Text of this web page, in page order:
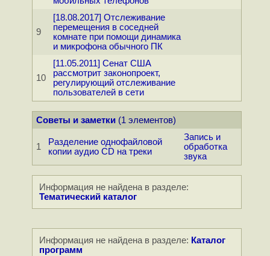
9
[18.08.2017] Отслеживание
перемещения в соседней
комнате при помощи динамика
и микрофона обычного ПК
10
[11.05.2011] Сенат США
рассмотрит законопроект,
регулирующий отслеживание
пользователей в сети
Советы и заметки(1 элементов)
1
Разделение однофайловой
копии аудио CD на треки
Запись и
обработка
звука
Информация не найдена в разделе:
Тематический каталог
Информация не найдена в разделе: Каталог
программ